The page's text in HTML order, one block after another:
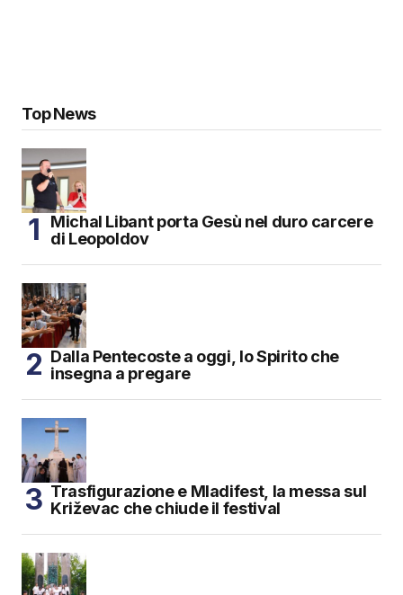
Top News
Michal Libant porta Gesù nel duro carcere
di Leopoldov
Dalla Pentecoste a oggi, lo Spirito che
insegna a pregare
Trasfigurazione e Mladifest, la messa sul
Križevac che chiude il festival